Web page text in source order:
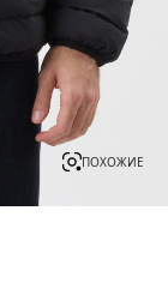
ПОХОЖИЕ